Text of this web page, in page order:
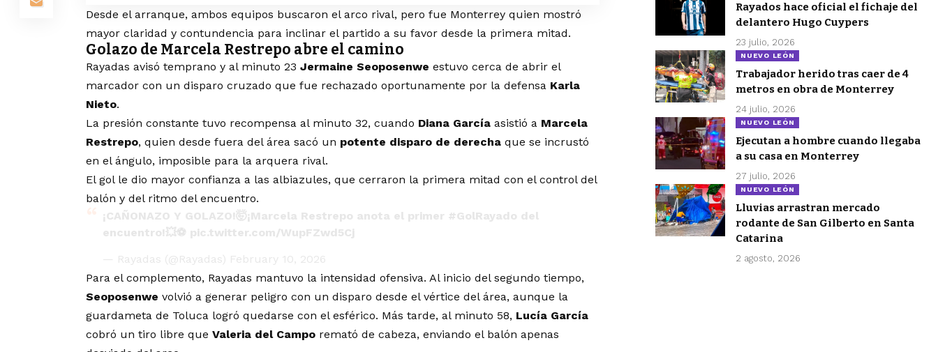
Desde el arranque, ambos equipos buscaron el arco rival, pero fue Monterrey quien mostró
mayor claridad y contundencia para inclinar el partido a su favor desde la primera mitad.
Golazo de Marcela Restrepo abre el camino
Rayadas avisó temprano y al minuto 23 Jermaine Seoposenwe estuvo cerca de abrir el
marcador con un disparo cruzado que fue rechazado oportunamente por la defensa Karla
Nieto.
La presión constante tuvo recompensa al minuto 32, cuando Diana García asistió a Marcela
Restrepo, quien desde fuera del área sacó un potente disparo de derecha que se incrustó
en el ángulo, imposible para la arquera rival.
El gol le dio mayor confianza a las albiazules, que cerraron la primera mitad con el control del
balón y del ritmo del encuentro.
¡CAÑONAZO Y GOLAZO!🤯¡Marcela Restrepo anota el primer #GolRayado del
encuentro!💥⚽ pic.twitter.com/WupFZwd5Cj
— Rayadas (@Rayadas) February 10, 2026
Para el complemento, Rayadas mantuvo la intensidad ofensiva. Al inicio del segundo tiempo,
Seoposenwe volvió a generar peligro con un disparo desde el vértice del área, aunque la
guardameta de Toluca logró quedarse con el esférico. Más tarde, al minuto 58, Lucía García
cobró un tiro libre que Valeria del Campo remató de cabeza, enviando el balón apenas
Rayados hace oficial el fichaje del
delantero Hugo Cuypers
23 julio, 2026
NUEVO LEÓN
Trabajador herido tras caer de 4
metros en obra de Monterrey
24 julio, 2026
NUEVO LEÓN
Ejecutan a hombre cuando llegaba
a su casa en Monterrey
27 julio, 2026
NUEVO LEÓN
Lluvias arrastran mercado
rodante de San Gilberto en Santa
Catarina
2 agosto, 2026